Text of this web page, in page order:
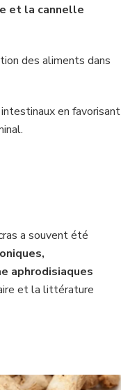
et la cannelle
des aliments dans
en favorisant
a souvent été
aphrodisiaques
et la littérature